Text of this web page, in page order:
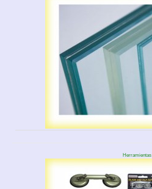
Herramientas